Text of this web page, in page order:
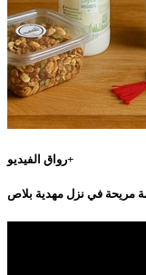
رواق الفيديو+
مريحة في نزل مهدية بلاص